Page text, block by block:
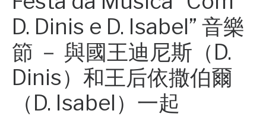
D. Dinis e D. Isabel” 音樂
節 － 與國王迪尼斯（D.
Dinis）和王后依撒伯爾
（D. Isabel）一起